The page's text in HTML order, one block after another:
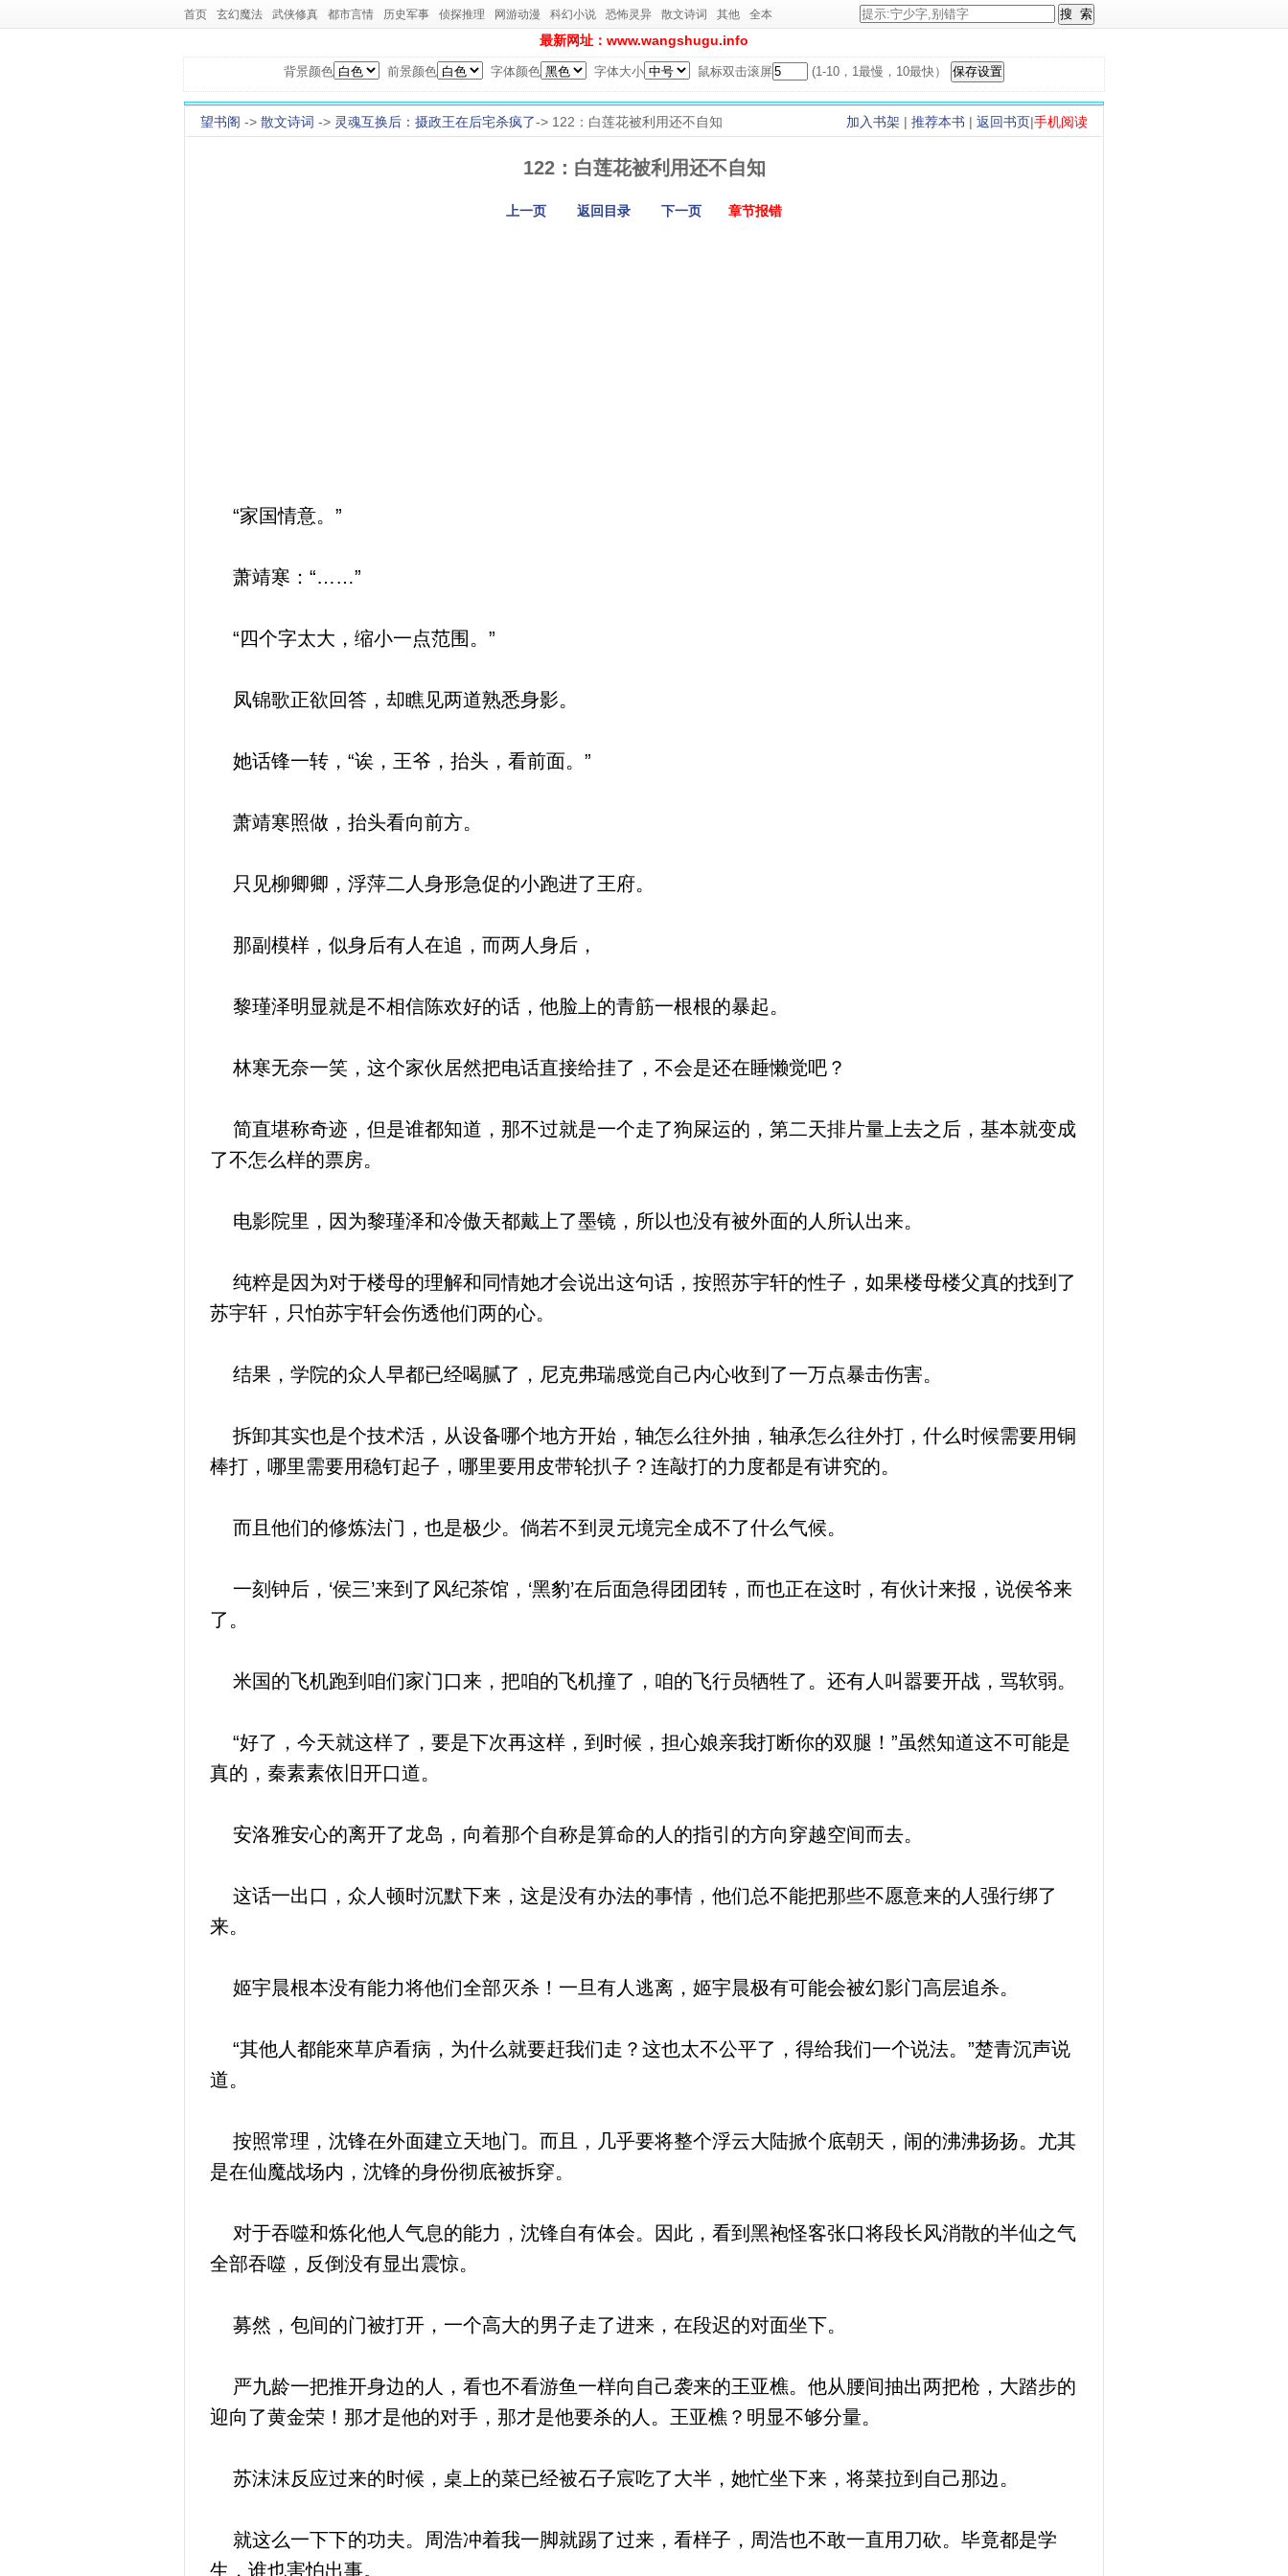
首页 玄幻魔法 武侠修真 都市言情 历史军事 侦探推理 网游动漫 科幻小说 恐怖灵异 散文诗词 其他 全本
最新网址：www.wangshugu.info
背景颜色 前景颜色 字体颜色 字体大小 鼠标双击滚屏 (1-10，1最慢，10最快）
加入书架 | 推荐本书 | 返回书页|手机阅读
望书阁 -> 散文诗词 -> 灵魂互换后：摄政王在后宅杀疯了-> 122：白莲花被利用还不自知
122：白莲花被利用还不自知
上一页 返回目录 下一页 章节报错
“家国情意。”
萧靖寒：“……”
“四个字太大，缩小一点范围。”
凤锦歌正欲回答，却瞧见两道熟悉身影。
她话锋一转，“诶，王爷，抬头，看前面。”
萧靖寒照做，抬头看向前方。
只见柳卿卿，浮萍二人身形急促的小跑进了王府。
那副模样，似身后有人在追，而两人身后，
黎瑾泽明显就是不相信陈欢好的话，他脸上的青筋一根根的暴起。
林寒无奈一笑，这个家伙居然把电话直接给挂了，不会是还在睡懒觉吧？
简直堪称奇迹，但是谁都知道，那不过就是一个走了狗屎运的，第二天排片量上去之后，基本就变成
了不怎么样的票房。
电影院里，因为黎瑾泽和冷傲天都戴上了墨镜，所以也没有被外面的人所认出来。
纯粹是因为对于楼母的理解和同情她才会说出这句话，按照苏宇轩的性子，如果楼母楼父真的找到了
苏宇轩，只怕苏宇轩会伤透他们两的心。
结果，学院的众人早都已经喝腻了，尼克弗瑞感觉自己内心收到了一万点暴击伤害。
拆卸其实也是个技术活，从设备哪个地方开始，轴怎么往外抽，轴承怎么往外打，什么时候需要用铜
棒打，哪里需要用稳钉起子，哪里要用皮带轮扒子？连敲打的力度都是有讲究的。
而且他们的修炼法门，也是极少。倘若不到灵元境完全成不了什么气候。
一刻钟后，‘侯三’来到了风纪茶馆，‘黑豹’在后面急得团团转，而也正在这时，有伙计来报，说侯爷来
了。
米国的飞机跑到咱们家门口来，把咱的飞机撞了，咱的飞行员牺牲了。还有人叫嚣要开战，骂软弱。
“好了，今天就这样了，要是下次再这样，到时候，担心娘亲我打断你的双腿！”虽然知道这不可能是
真的，秦素素依旧开口道。
安洛雅安心的离开了龙岛，向着那个自称是算命的人的指引的方向穿越空间而去。
这话一出口，众人顿时沉默下来，这是没有办法的事情，他们总不能把那些不愿意来的人强行绑了
来。
姬宇晨根本没有能力将他们全部灭杀！一旦有人逃离，姬宇晨极有可能会被幻影门高层追杀。
“其他人都能來草庐看病，为什么就要赶我们走？这也太不公平了，得给我们一个说法。”楚青沉声说
道。
按照常理，沈锋在外面建立天地门。而且，几乎要将整个浮云大陆掀个底朝天，闹的沸沸扬扬。尤其
是在仙魔战场内，沈锋的身份彻底被拆穿。
对于吞噬和炼化他人气息的能力，沈锋自有体会。因此，看到黑袍怪客张口将段长风消散的半仙之气
全部吞噬，反倒没有显出震惊。
募然，包间的门被打开，一个高大的男子走了进来，在段迟的对面坐下。
严九龄一把推开身边的人，看也不看游鱼一样向自己袭来的王亚樵。他从腰间抽出两把枪，大踏步的
迎向了黄金荣！那才是他的对手，那才是他要杀的人。王亚樵？明显不够分量。
苏沫沫反应过来的时候，桌上的菜已经被石子宸吃了大半，她忙坐下来，将菜拉到自己那边。
就这么一下下的功夫。周浩冲着我一脚就踢了过来，看样子，周浩也不敢一直用刀砍。毕竟都是学
生，谁也害怕出事。